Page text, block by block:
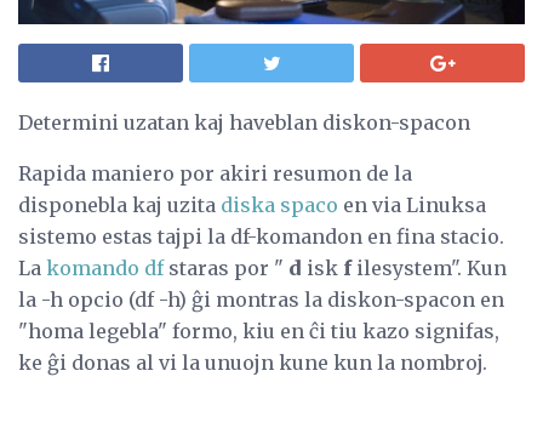
Determini uzatan kaj haveblan diskon-spacon
Rapida maniero por akiri resumon de la
disponebla kaj uzita diska spaco en via Linuksa
sistemo estas tajpi la df-komandon en fina stacio.
La komando dfstaras por " d isk filesystem". Kun
la -h opcio (df -h) ĝi montras la diskon-spacon en
"homa legebla" formo, kiu en ĉi tiu kazo signifas,
ke ĝi donas al vi la unuojn kune kun la nombroj.